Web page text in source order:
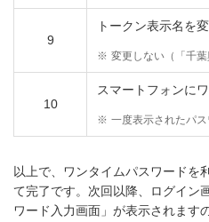
9
トークン表示名を
※ 変更しない（「千
10
スマートフォンに
※ 一度表示されたパス
以上で、ワンタイムパスワードを
て完了です。次回以降、ログイン
ワード入力画面」が表示されます